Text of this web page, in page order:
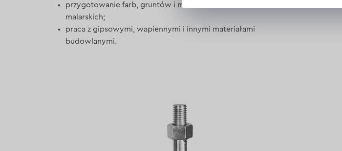
przygotowanie farb, gruntów i materiałów lakierniczo-
malarskich;
praca z gipsowymi, wapiennymi i innymi materiałami
budowlanymi.